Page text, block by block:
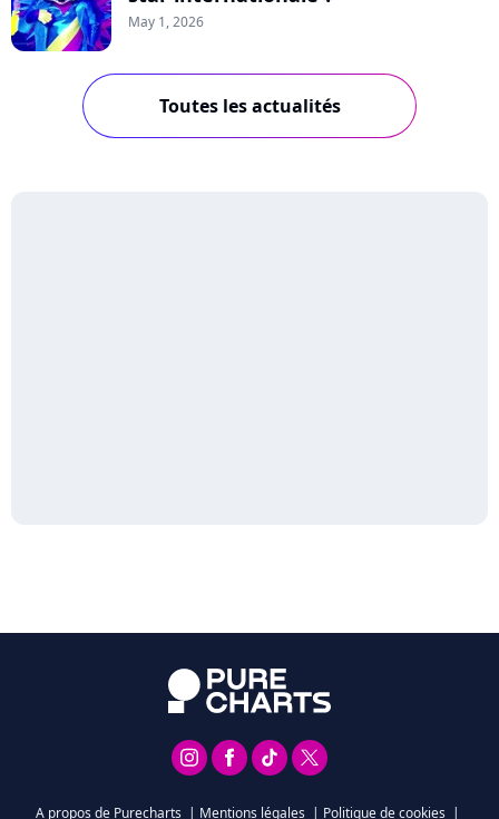
May 1, 2026
Toutes les actualités
A propos de Purecharts | Mentions légales | Politique de cookies |